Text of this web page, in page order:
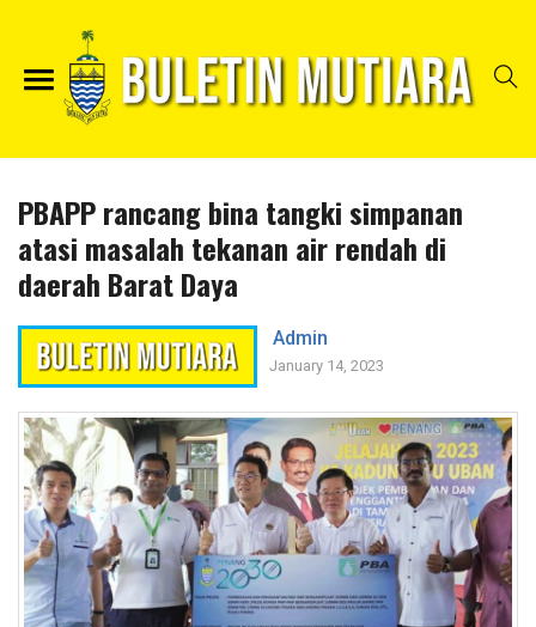
PBAPP rancang bina tangki simpanan
atasi masalah tekanan air rendah di
daerah Barat Daya
Admin
January 14, 2023